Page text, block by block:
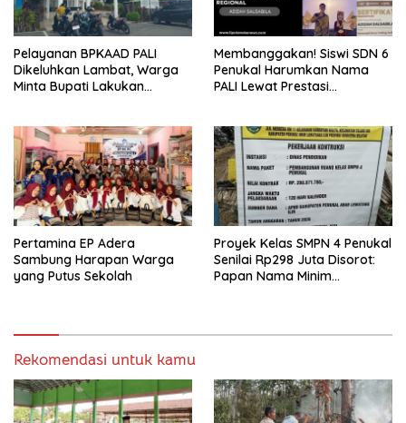
Pelayanan BPKAAD PALI
Dikeluhkan Lambat, Warga
Minta Bupati Lakukan
Membanggakan! Siswi SDN 6
Penukal Harumkan Nama
PALI Lewat Prestasi
Pertamina EP Adera
Sambung Harapan Warga
yang Putus Sekolah
Proyek Kelas SMPN 4 Penukal
Senilai Rp298 Juta Disorot:
Papan Nama Minim
Rekomendasi untuk kamu